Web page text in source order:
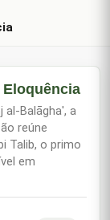
al-Balāgha', a
reúne
Talib, o primo